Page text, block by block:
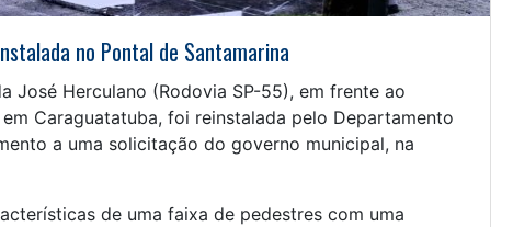
no Pontal de Santamarina
José Herculano (Rodovia SP-55), em frente ao
Caraguatatuba, foi reinstalada pelo Departamento
a uma solicitação do governo municipal, na
de uma faixa de pedestres com uma